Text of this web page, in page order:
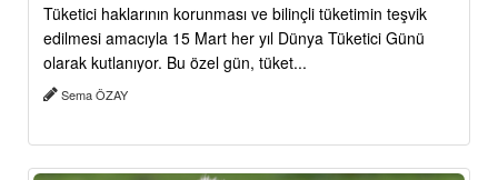
Tüketici haklarının korunması ve bilinçli tüketimin teşvik
edilmesi amacıyla 15 Mart her yıl Dünya Tüketici Günü
olarak kutlanıyor. Bu özel gün, tüket...
Sema ÖZAY